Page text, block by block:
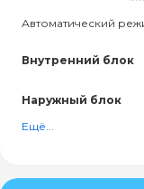
Автоматический
Внутренний блок
Наружный блок
Ещё...